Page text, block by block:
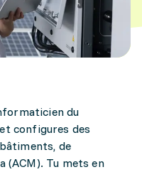
du
configures des
de
(ACM). Tu mets en